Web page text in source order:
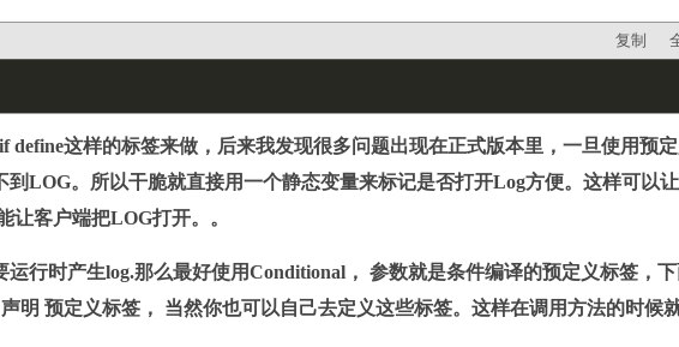
复制
define这样的标签来做，后来我发现很多问题出现在正式版本里，一旦使用预
LOG。 所以干脆就直接用一个静态变量来标记是否打开Log方便。这样可以
让客户端把LOG打开。。
行时产生log.那么最好使用Conditional， 参数就是条件编译的预定义标签，
明 预定义标签， 当然你也可以自己去定义这些标签。这样在调用方法的时候